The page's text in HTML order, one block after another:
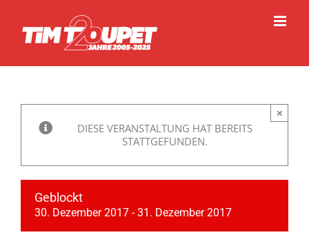
springen
DIESE VERANSTALTUNG HAT BEREITS
STATTGEFUNDEN.
×
Geblockt
30. Dezember 2017 -31. Dezember 2017